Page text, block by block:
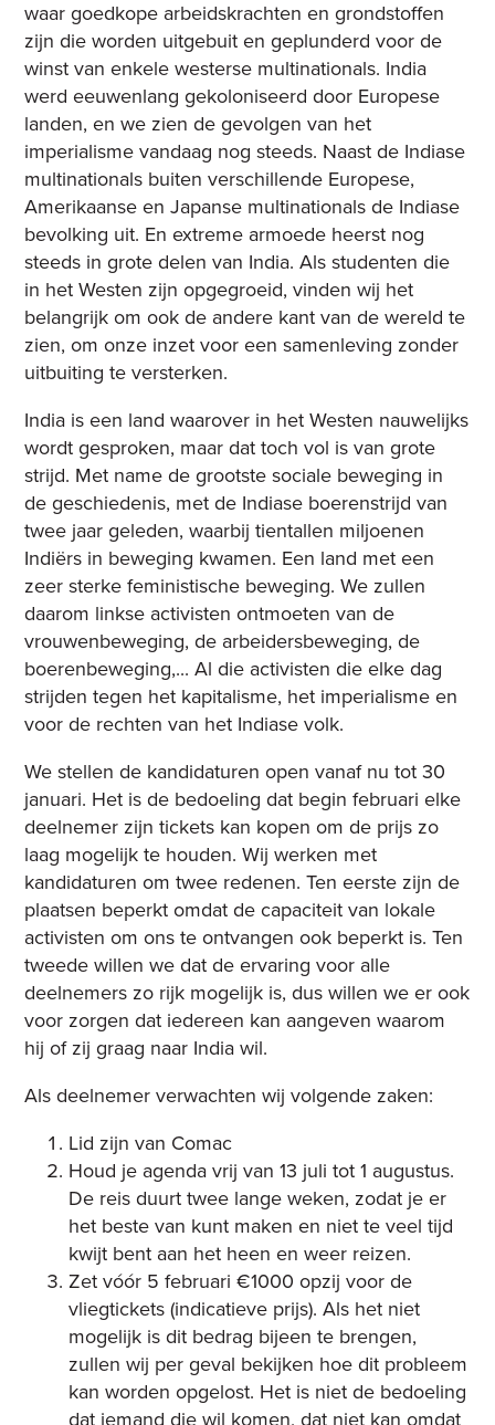
waar goedkope arbeidskrachten en grondstoffen
zijn die worden uitgebuit en geplunderd voor de
winst van enkele westerse multinationals. India
werd eeuwenlang gekoloniseerd door Europese
landen, en we zien de gevolgen van het
imperialisme vandaag nog steeds. Naast de Indiase
multinationals buiten verschillende Europese,
Amerikaanse en Japanse multinationals de Indiase
bevolking uit. En extreme armoede heerst nog
steeds in grote delen van India. Als studenten die
in het Westen zijn opgegroeid, vinden wij het
belangrijk om ook de andere kant van de wereld te
zien, om onze inzet voor een samenleving zonder
uitbuiting te versterken.
India is een land waarover in het Westen nauwelijks
wordt gesproken, maar dat toch vol is van grote
strijd. Met name de grootste sociale beweging in
de geschiedenis, met de Indiase boerenstrijd van
twee jaar geleden, waarbij tientallen miljoenen
Indiërs in beweging kwamen. Een land met een
zeer sterke feministische beweging. We zullen
daarom linkse activisten ontmoeten van de
vrouwenbeweging, de arbeidersbeweging, de
boerenbeweging,... Al die activisten die elke dag
strijden tegen het kapitalisme, het imperialisme en
voor de rechten van het Indiase volk.
We stellen de kandidaturen open vanaf nu tot 30
januari. Het is de bedoeling dat begin februari elke
deelnemer zijn tickets kan kopen om de prijs zo
laag mogelijk te houden. Wij werken met
kandidaturen om twee redenen. Ten eerste zijn de
plaatsen beperkt omdat de capaciteit van lokale
activisten om ons te ontvangen ook beperkt is. Ten
tweede willen we dat de ervaring voor alle
deelnemers zo rijk mogelijk is, dus willen we er ook
voor zorgen dat iedereen kan aangeven waarom
hij of zij graag naar India wil.
Als deelnemer verwachten wij volgende zaken:
Lid zijn van Comac
Houd je agenda vrij van 13 juli tot 1 augustus.
De reis duurt twee lange weken, zodat je er
het beste van kunt maken en niet te veel tijd
kwijt bent aan het heen en weer reizen.
Zet vóór 5 februari €1000 opzij voor de
vliegtickets (indicatieve prijs). Als het niet
mogelijk is dit bedrag bijeen te brengen,
zullen wij per geval bekijken hoe dit probleem
kan worden opgelost. Het is niet de bedoeling
dat iemand die wil komen, dat niet kan omdat